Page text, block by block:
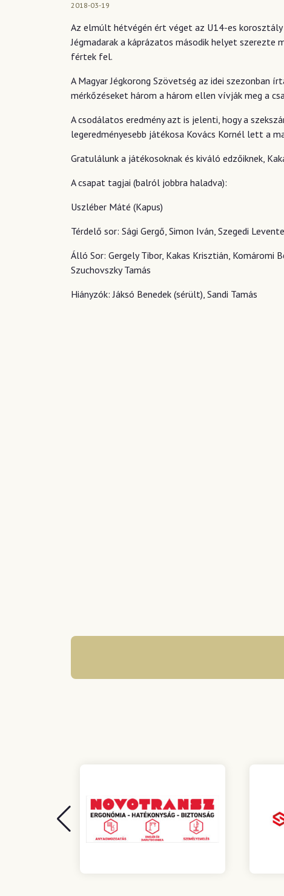
2018-03-19
Az elmúlt hétvégén ért véget az U14-es korosztály
Jégmadarak a káprázatos második helyet szerezte
fértek fel.
A Magyar Jégkorong Szövetség az idei szezonban
mérkőzéseket három a három ellen vívják meg a
A csodálatos eredmény azt is jelenti, hogy a
legeredményesebb játékosa Kovács Kornél lett a
Gratulálunk a játékosoknak és kiváló edzőiknek,
A csapat tagjai (balról jobbra haladva):
Uszléber Máté (Kapus)
Térdelő sor: Sági Gergő, Simon Iván, Szegedi
Álló Sor: Gergely Tibor, Kakas Krisztián, Komáromi
Szuchovszky Tamás
Hiányzók: Jáksó Benedek (sérült), Sandi Tamás